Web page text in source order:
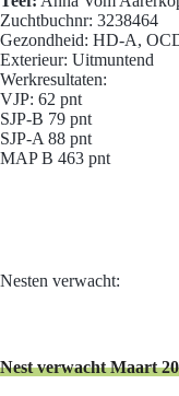
Zuchtbuchnr: 3238464
Gezondheid: HD-A,
Exterieur: Uitmuntend
Werkresultaten:
VJP: 62 pnt
SJP-B 79 pnt
SJP-A 88 pnt
MAP B 463 pnt
Nesten verwacht:
Nest verwacht Maart